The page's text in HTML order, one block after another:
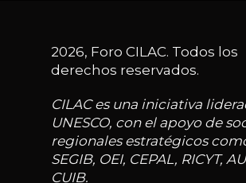
2026, Foro CILAC. Todos los
derechos reservados.
CILAC es una iniciativa
UNESCO, con el apoyo de
regionales estratégicos
SEGIB, OEI, CEPAL, RICYT,
CUIB.